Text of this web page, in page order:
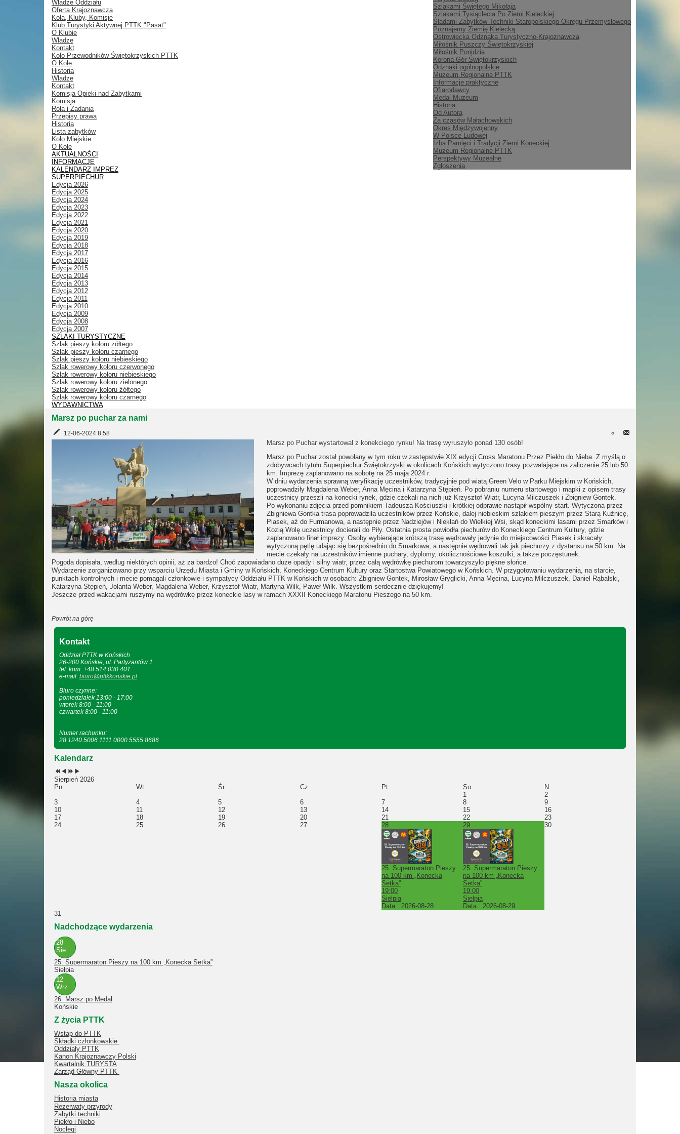
Szlakami Świętego Mikołaja
Szlakami Tysiąclecia Po Ziemi Kieleckiej
Śladami Zabytków Techniki Staropolskiego Okręgu Przemysłowego
Poznajemy Ziemię Kielecką
Ostrowiecka Odznaka Turystyczno-Krajoznawcza
Miłośnik Puszczy Świętokrzyskiej
Miłośnik Ponidzia
Korona Gór Świętokrzyskich
Odznaki ogólnopolskie
Muzeum Regionalne PTTK
Informacje praktyczne
Ofiarodawcy
Medal Muzeum
Historia
Od Autora
Za czasów Małachowskich
Okres Międzywojenny
W Polsce Ludowej
Izba Pamięci i Tradycji Ziemi Koneckiej
Muzeum Regionalne PTTK
Perspektywy Muzealne
Zgłoszenia
Władze Oddziału
Oferta Krajoznawcza
Koła, Kluby, Komisje
Klub Turystyki Aktywnej PTTK "Pasat"
O Klubie
Władze
Kontakt
Koło Przewodników Świętokrzyskich PTTK
O Kole
Historia
Władze
Kontakt
Komisja Opieki nad Zabytkami
Komisja
Rola i Zadania
Przepisy prawa
Historia
Lista zabytków
Koło Miejskie
O Kole
AKTUALNOŚCI
INFORMACJE
KALENDARZ IMPREZ
SUPERPIECHUR
Edycja 2026
Edycja 2025
Edycja 2024
Edycja 2023
Edycja 2022
Edycja 2021
Edycja 2020
Edycja 2019
Edycja 2018
Edycja 2017
Edycja 2016
Edycja 2015
Edycja 2014
Edycja 2013
Edycja 2012
Edycja 2011
Edycja 2010
Edycja 2009
Edycja 2008
Edycja 2007
SZLAKI TURYSTYCZNE
Szlak pieszy koloru żółtego
Szlak pieszy koloru czarnego
Szlak pieszy koloru niebieskiego
Szlak rowerowy koloru czerwonego
Szlak rowerowy koloru niebieskiego
Szlak rowerowy koloru zielonego
Szlak rowerowy koloru żółtego
Szlak rowerowy koloru czarnego
WYDAWNICTWA
Marsz po puchar za nami
12-06-2024 8:58
Marsz po Puchar wystartował z konekciego rynku! Na trasę wyruszyło ponad 130 osób!
Marsz po Puchar został powołany w tym roku w zastępstwie XIX edycji Cross Maratonu Przez Piekło do Nieba. Z myślą o
zdobywcach tytułu Superpiechur Świętokrzyski w okolicach Końskich wytyczono trasy pozwalające na zaliczenie 25 lub 50
km. Imprezę zaplanowano na sobotę na 25 maja 2024 r.
W dniu wydarzenia sprawną weryfikację uczestników, tradycyjnie pod wiatą Green Velo w Parku Miejskim w Końskich,
poprowadziły Magdalena Weber, Anna Męcina i Katarzyna Stępień. Po pobraniu numeru startowego i mapki z opisem trasy
uczestnicy przeszli na konecki rynek, gdzie czekali na nich już Krzysztof Wiatr, Lucyna Milczuszek i Zbigniew Gontek.
Po wykonaniu zdjęcia przed pomnikiem Tadeusza Kościuszki i krótkiej odprawie nastąpił wspólny start. Wytyczona przez
Zbigniewa Gontka trasa poprowadziła uczestników przez Końskie, dalej niebieskim szlakiem pieszym przez Starą Kuźnicę,
Piasek, aż do Furmanowa, a następnie przez Nadziejów i Niekłań do Wielkiej Wsi, skąd koneckimi lasami przez Smarków i
Kozią Wolę uczestnicy docierali do Piły. Ostatnia prosta powiodła piechurów do Koneckiego Centrum Kultury, gdzie
zaplanowano finał imprezy. Osoby wybierające krótszą trasę wędrowały jedynie do miejscowości Piasek i skracały
wytyczoną pętlę udając się bezpośrednio do Smarkowa, a następnie wędrowali tak jak piechurzy z dystansu na 50 km. Na
mecie czekały na uczestników imienne puchary, dyplomy, okolicznościowe koszulki, a także poczęstunek.
Pogoda dopisała, według niektórych opinii, aż za bardzo! Choć zapowiadano duże opady i silny wiatr, przez całą wędrówkę piechurom towarzyszyło piękne słońce.
Wydarzenie zorganizowano przy wsparciu Urzędu Miasta i Gminy w Końskich, Koneckiego Centrum Kultury oraz Startostwa Powiatowego w Końskich. W przygotowaniu wydarzenia, na starcie,
punktach kontrolnych i mecie pomagali członkowie i sympatycy Oddziału PTTK w Końskich w osobach: Zbigniew Gontek, Mirosław Gryglicki, Anna Męcina, Lucyna Milczuszek, Daniel Rąbalski,
Katarzyna Stępień, Jolanta Weber, Magdalena Weber, Krzysztof Wiatr, Martyna Wilk, Paweł Wilk. Wszystkim serdecznie dziękujemy!
Jeszcze przed wakacjami ruszymy na wędrówkę przez koneckie lasy w ramach XXXII Koneckiego Maratonu Pieszego na 50 km.
Powrót na górę
Kontakt
Oddział PTTK w Końskich
26-200 Końskie, ul. Partyzantów 1
tel. kom. +48 514 030 401
e-mail: biuro@pttkkonskie.pl
Biuro czynne:
poniedziałek 13:00 - 17:00
wtorek 8:00 - 11:00
czwartek 8:00 - 11:00
Numer rachunku:
28 1240 5006 1111 0000 5555 8686
Kalendarz
Sierpień 2026
Pn
Wt Śr Cz Pt So
N
1
2
3
4 5 6 7 8
9
10
11 12 13 14 15
16
17
18 19 20 21 22
23
24
25 26 27 28
25. Supermaraton Pieszy
na 100 km „Konecka
Setka”
19:00
Sielpia
Data : 2026-08-28
29
25. Supermaraton Pieszy
na 100 km „Konecka
Setka”
19:00
Sielpia
Data : 2026-08-29
30
31
Nadchodzące wydarzenia
28
Sie
25. Supermaraton Pieszy na 100 km „Konecka Setka”
Sielpia
12
Wrz
26. Marsz po Medal
Końskie
Z życia PTTK
Wstąp do PTTK
Składki członkowskie
Oddziały PTTK
Kanon Krajoznawczy Polski
Kwartalnik TURYSTA
Zarząd Główny PTTK
Nasza okolica
Historia miasta
Rezerwaty przyrody
Zabytki techniki
Piekło i Niebo
Noclegi